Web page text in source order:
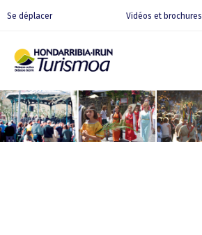
Se déplacer Vidéos et brochures